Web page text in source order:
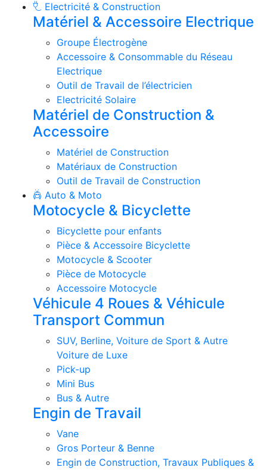
Electricité & Construction
Matériel & Accessoire Electrique
Groupe Électrogène
Accessoire & Consommable du Réseau
Electrique
Outil de Travail de l’électricien
Electricité Solaire
Matériel de Construction &
Accessoire
Matériel de Construction
Matériaux de Construction
Outil de Travail de Construction
Auto & Moto
Motocycle & Bicyclette
Bicyclette pour enfants
Pièce & Accessoire Bicyclette
Motocycle & Scooter
Pièce de Motocycle
Accessoire Motocycle
Véhicule 4 Roues & Véhicule
Transport Commun
SUV, Berline, Voiture de Sport & Autre
Voiture de Luxe
Pick-up
Mini Bus
Bus & Autre
Engin de Travail
Vane
Gros Porteur & Benne
Engin de Construction, Travaux Publiques &